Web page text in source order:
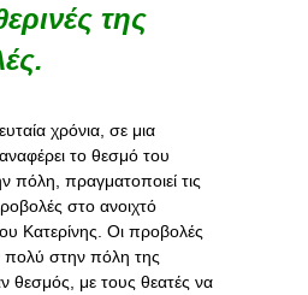
της
χρόνια, σε μια
το θεσμό του
πόλη, πραγματοποιεί τις
στο ανοιχτό
Κατερίνης. Οι προβολές
στην πόλη της
θεσμός, με τους θεατές να